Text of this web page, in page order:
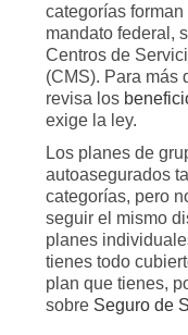
categorías
mandato federal,
Centros de
(CMS). Para más
revisa los
exige la ley.
Los planes de
autoasegurados
categorías, pero
seguir el mismo
planes
tienes todo
plan que tienes,
sobre Seguro de